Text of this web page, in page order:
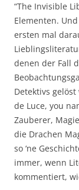
“The Invisible
Elementen.
ersten mal
denen der Fall
Detektivs
de Luce, you
Zauberer,
die Drachen
so ‘ne
immer, wenn
kommentiert,